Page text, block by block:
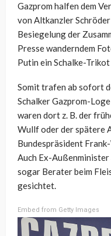
Gazprom halfen dem
von Altkanzler
Besiegelung der
Presse wanderndem
Putin ein Schalke-
Somit trafen ab sofort
Schalker Gazprom-
waren dort z. B. der
Wullf oder der spätere
Bundespräsident
Auch Ex-
sogar Berater beim
gesichtet.
Embed from Getty Images